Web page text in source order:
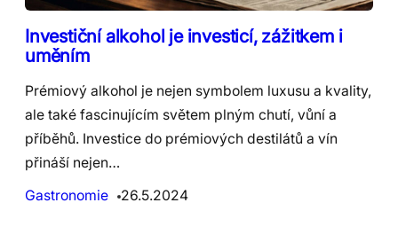
Investiční alkohol je investicí, zážitkem i
uměním
Prémiový alkohol je nejen symbolem luxusu a kvality,
ale také fascinujícím světem plným chutí, vůní a
příběhů. Investice do prémiových destilátů a vín
přináší nejen…
Gastronomie
26.5.2024